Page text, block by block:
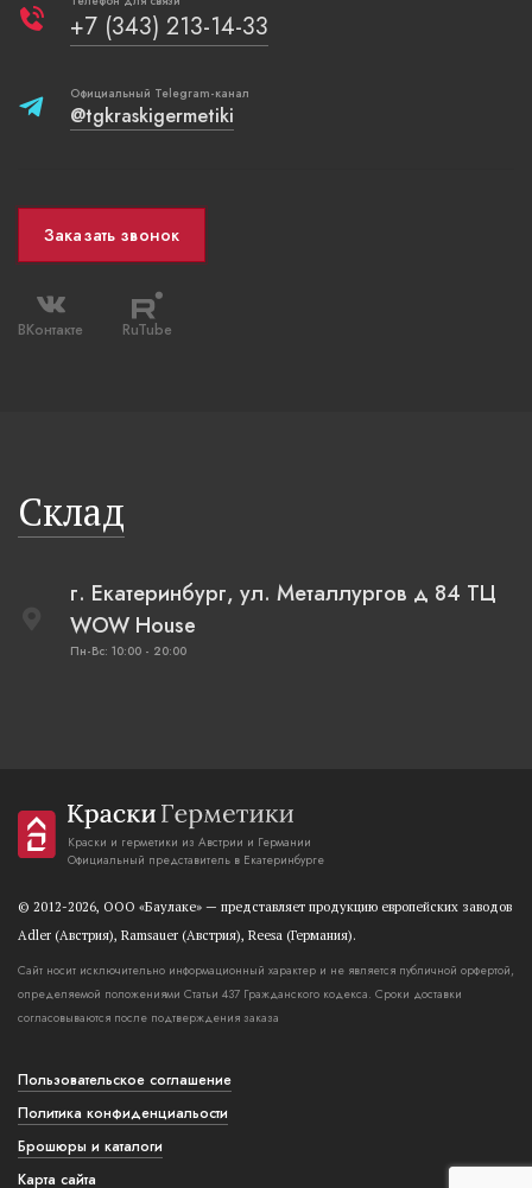
+7 (343) 213-14-33
Официальный Telegram-канал
@tgkraskigermetiki
Заказать звонок
ВКонтакте RuTube
Склад
г. Екатеринбург, ул. Металлургов д 84 ТЦ
WOW House
Пн-Вс: 10:00 - 20:00
Краски и герметики из Австрии и Германии
Официальный представитель в Екатеринбурге
© 2012-2026, OOO «Баулаке» — представляет продукцию европейских заводов
Adler (Австрия), Ramsauer (Австрия), Reesa (Германия).
Сайт носит исключительно информационный характер и не является публичной орфертой,
определяемой положениями Статьи 437 Гражданского кодекса. Сроки доставки
согласовываются после подтверждения заказа
Пользовательское соглашение
Политика конфиденциальости
Брошюры и каталоги
Карта сайта